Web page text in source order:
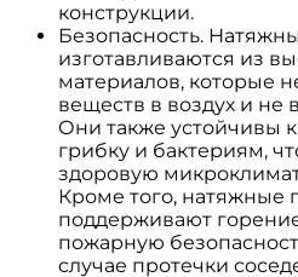
конструкции.
Безопасность.
изготавливаются из
материалов, которые
веществ в воздух и не
Они также устойчивы
грибку и бактериям,
здоровую
Кроме того, натяжные
поддерживают
пожарную
случае протечки